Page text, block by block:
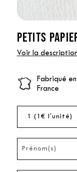
PETITS
Voir la description
Fabriqué en
France